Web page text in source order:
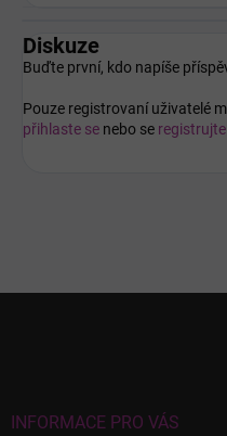
Diskuze
Buďte první, kdo napíše
Pouze registrovaní uživatelé
přihlaste se nebo se registrujte
INFORMACE PRO VÁS